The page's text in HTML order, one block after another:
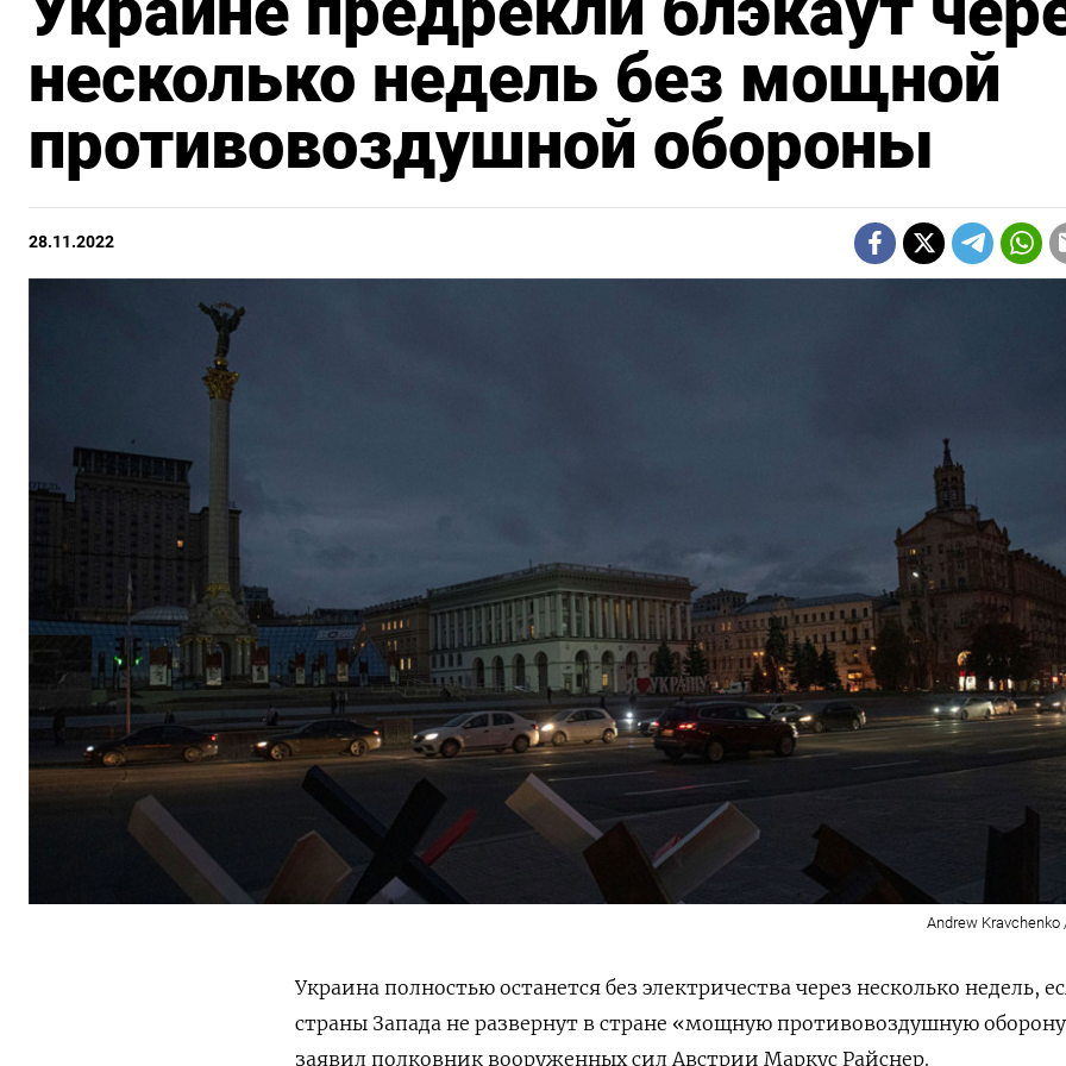
несколько недель без мощной
противовоздушной обороны
28.11.2022
Andrew
Украина полностью останется без электричества через несколько недель,
страны Запада не развернут в стране «мощную противовоздушную
заявил полковник вооруженных сил Австрии Маркус Райснер.